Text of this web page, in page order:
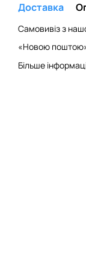
Доставка
Самовивіз з
«Новою поштою»
Більше